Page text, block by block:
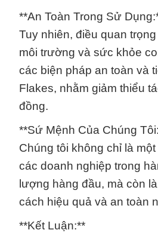
**An Toàn Trong Sử
Tuy nhiên, điều quan
môi trường và sức khỏe
các biện pháp an toàn và
Flakes, nhằm giảm thiểu
đồng.
**Sứ Mệnh Của Chúng
Chúng tôi không chỉ là
các doanh nghiệp trong
lượng hàng đầu, mà còn
cách hiệu quả và an toàn
**Kết Luận:**